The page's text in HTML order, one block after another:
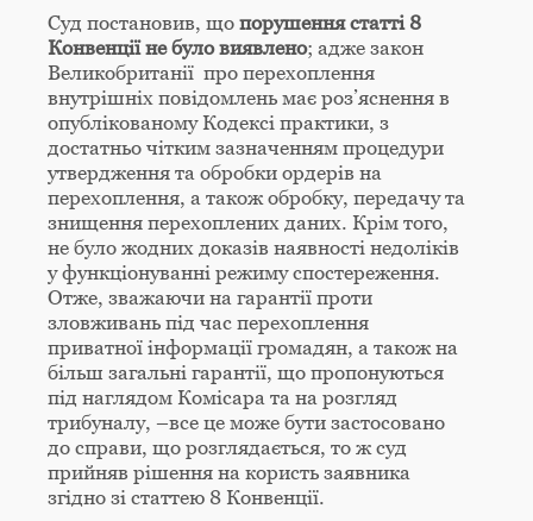
Суд постановив, що порушення статті 8
Конвенції не було виявлено; адже закон
Великобританії про перехоплення
внутрішніх повідомлень має роз’яснення в
опублікованому Кодексі практики, з
достатньо чітким зазначенням процедури
утвердження та обробки ордерів на
перехоплення, а також обробку, передачу та
знищення перехоплених даних. Крім того,
не було жодних доказів наявності недоліків
у функціонуванні режиму спостереження.
Отже, зважаючи на гарантії проти
зловживань під час перехоплення
приватної інформації громадян, а також на
більш загальні гарантії, що пропонуються
під наглядом Комісара та на розгляд
трибуналу, –все це може бути застосовано
до справи, що розглядається, то ж суд
прийняв рішення на користь заявника
згідно зі статтею 8 Конвенції.